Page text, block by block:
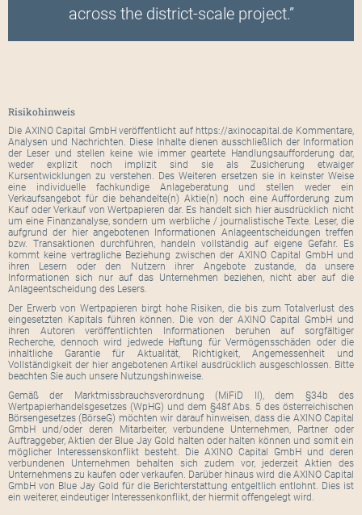
across the district-scale project.”
Risikohinweis
Die AXINO Capital GmbH veröffentlicht auf https://axinocapital.de Kommentare,
Analysen und Nachrichten. Diese Inhalte dienen ausschließlich der Information
der Leser und stellen keine wie immer geartete Handlungsaufforderung dar,
weder explizit noch implizit sind sie als Zusicherung etwaiger
Kursentwicklungen zu verstehen. Des Weiteren ersetzen sie in keinster Weise
eine individuelle fachkundige Anlageberatung und stellen weder ein
Verkaufsangebot für die behandelte(n) Aktie(n) noch eine Aufforderung zum
Kauf oder Verkauf von Wertpapieren dar. Es handelt sich hier ausdrücklich nicht
um eine Finanzanalyse, sondern um werbliche / journalistische Texte. Leser, die
aufgrund der hier angebotenen Informationen Anlageentscheidungen treffen
bzw. Transaktionen durchführen, handeln vollständig auf eigene Gefahr. Es
kommt keine vertragliche Beziehung zwischen der AXINO Capital GmbH und
ihren Lesern oder den Nutzern ihrer Angebote zustande, da unsere
Informationen sich nur auf das Unternehmen beziehen, nicht aber auf die
Anlageentscheidung des Lesers.
Der Erwerb von Wertpapieren birgt hohe Risiken, die bis zum Totalverlust des
eingesetzten Kapitals führen können. Die von der AXINO Capital GmbH und
ihren Autoren veröffentlichten Informationen beruhen auf sorgfältiger
Recherche, dennoch wird jedwede Haftung für Vermögensschäden oder die
inhaltliche Garantie für Aktualität, Richtigkeit, Angemessenheit und
Vollständigkeit der hier angebotenen Artikel ausdrücklich ausgeschlossen. Bitte
beachten Sie auch unsere Nutzungshinweise.
Gemäß der Marktmissbrauchsverordnung (MiFiD II), dem §34b des
Wertpapierhandelsgesetzes (WpHG) und dem §48f Abs. 5 des österreichischen
Börsengesetzes (BörseG) möchten wir darauf hinweisen, dass die AXINO Capital
GmbH und/oder deren Mitarbeiter, verbundene Unternehmen, Partner oder
Auftraggeber, Aktien der Blue Jay Gold halten oder halten können und somit ein
möglicher Interessenskonflikt besteht. Die AXINO Capital GmbH und deren
verbundenen Unternehmen behalten sich zudem vor, jederzeit Aktien des
Unternehmens zu kaufen oder verkaufen. Darüber hinaus wird die AXINO Capital
GmbH von Blue Jay Gold für die Berichterstattung entgeltlich entlohnt. Dies ist
ein weiterer, eindeutiger Interessenkonflikt, der hiermit offengelegt wird.